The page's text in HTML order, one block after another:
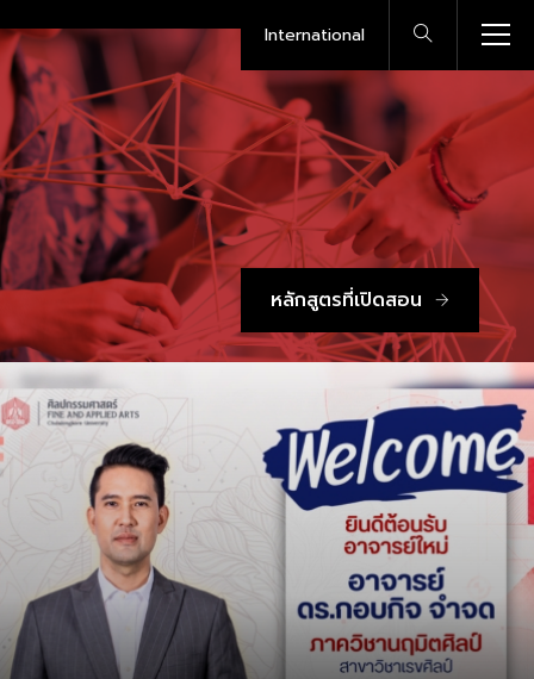
International
หลักสูตรที่เปิดสอน